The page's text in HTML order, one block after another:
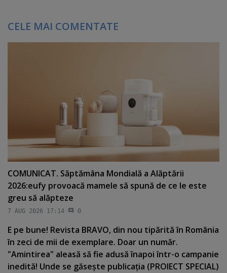
CELE MAI COMENTATE
COMUNICAT. Săptămâna Mondială a Alăptării
2026:eufy provoacă mamele să spună de ce le este
greu să alăpteze
7 AUG 2026 17:14 0
E pe bune! Revista BRAVO, din nou tipărită în România
în zeci de mii de exemplare. Doar un număr.
"Amintirea" aleasă să fie adusă înapoi într-o campanie
inedită! Unde se găseşte publicaţia (PROIECT SPECIAL)